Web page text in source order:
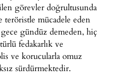
görevler doğrultusunda
teröristle mücadele eden
gündüz demeden, hiç
fedakarlık ve
ve korucularla omuz
sürdürmektedir.